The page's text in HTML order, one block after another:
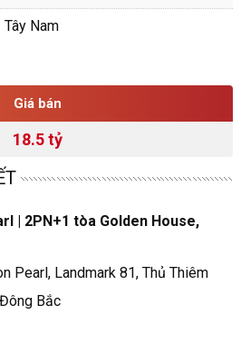
Tây Nam
Giá bán
18.5 tỷ
| 2PN+1 tòa Golden House,
Pearl, Landmark 81, Thủ Thiêm
Bắc